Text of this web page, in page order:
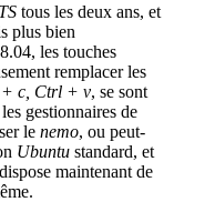
tous les deux ans, et
plus bien
les touches
remplacer les
c, Ctrl + v, se sont
gestionnaires de
le nemo, ou peut-
Ubuntu standard, et
maintenant de